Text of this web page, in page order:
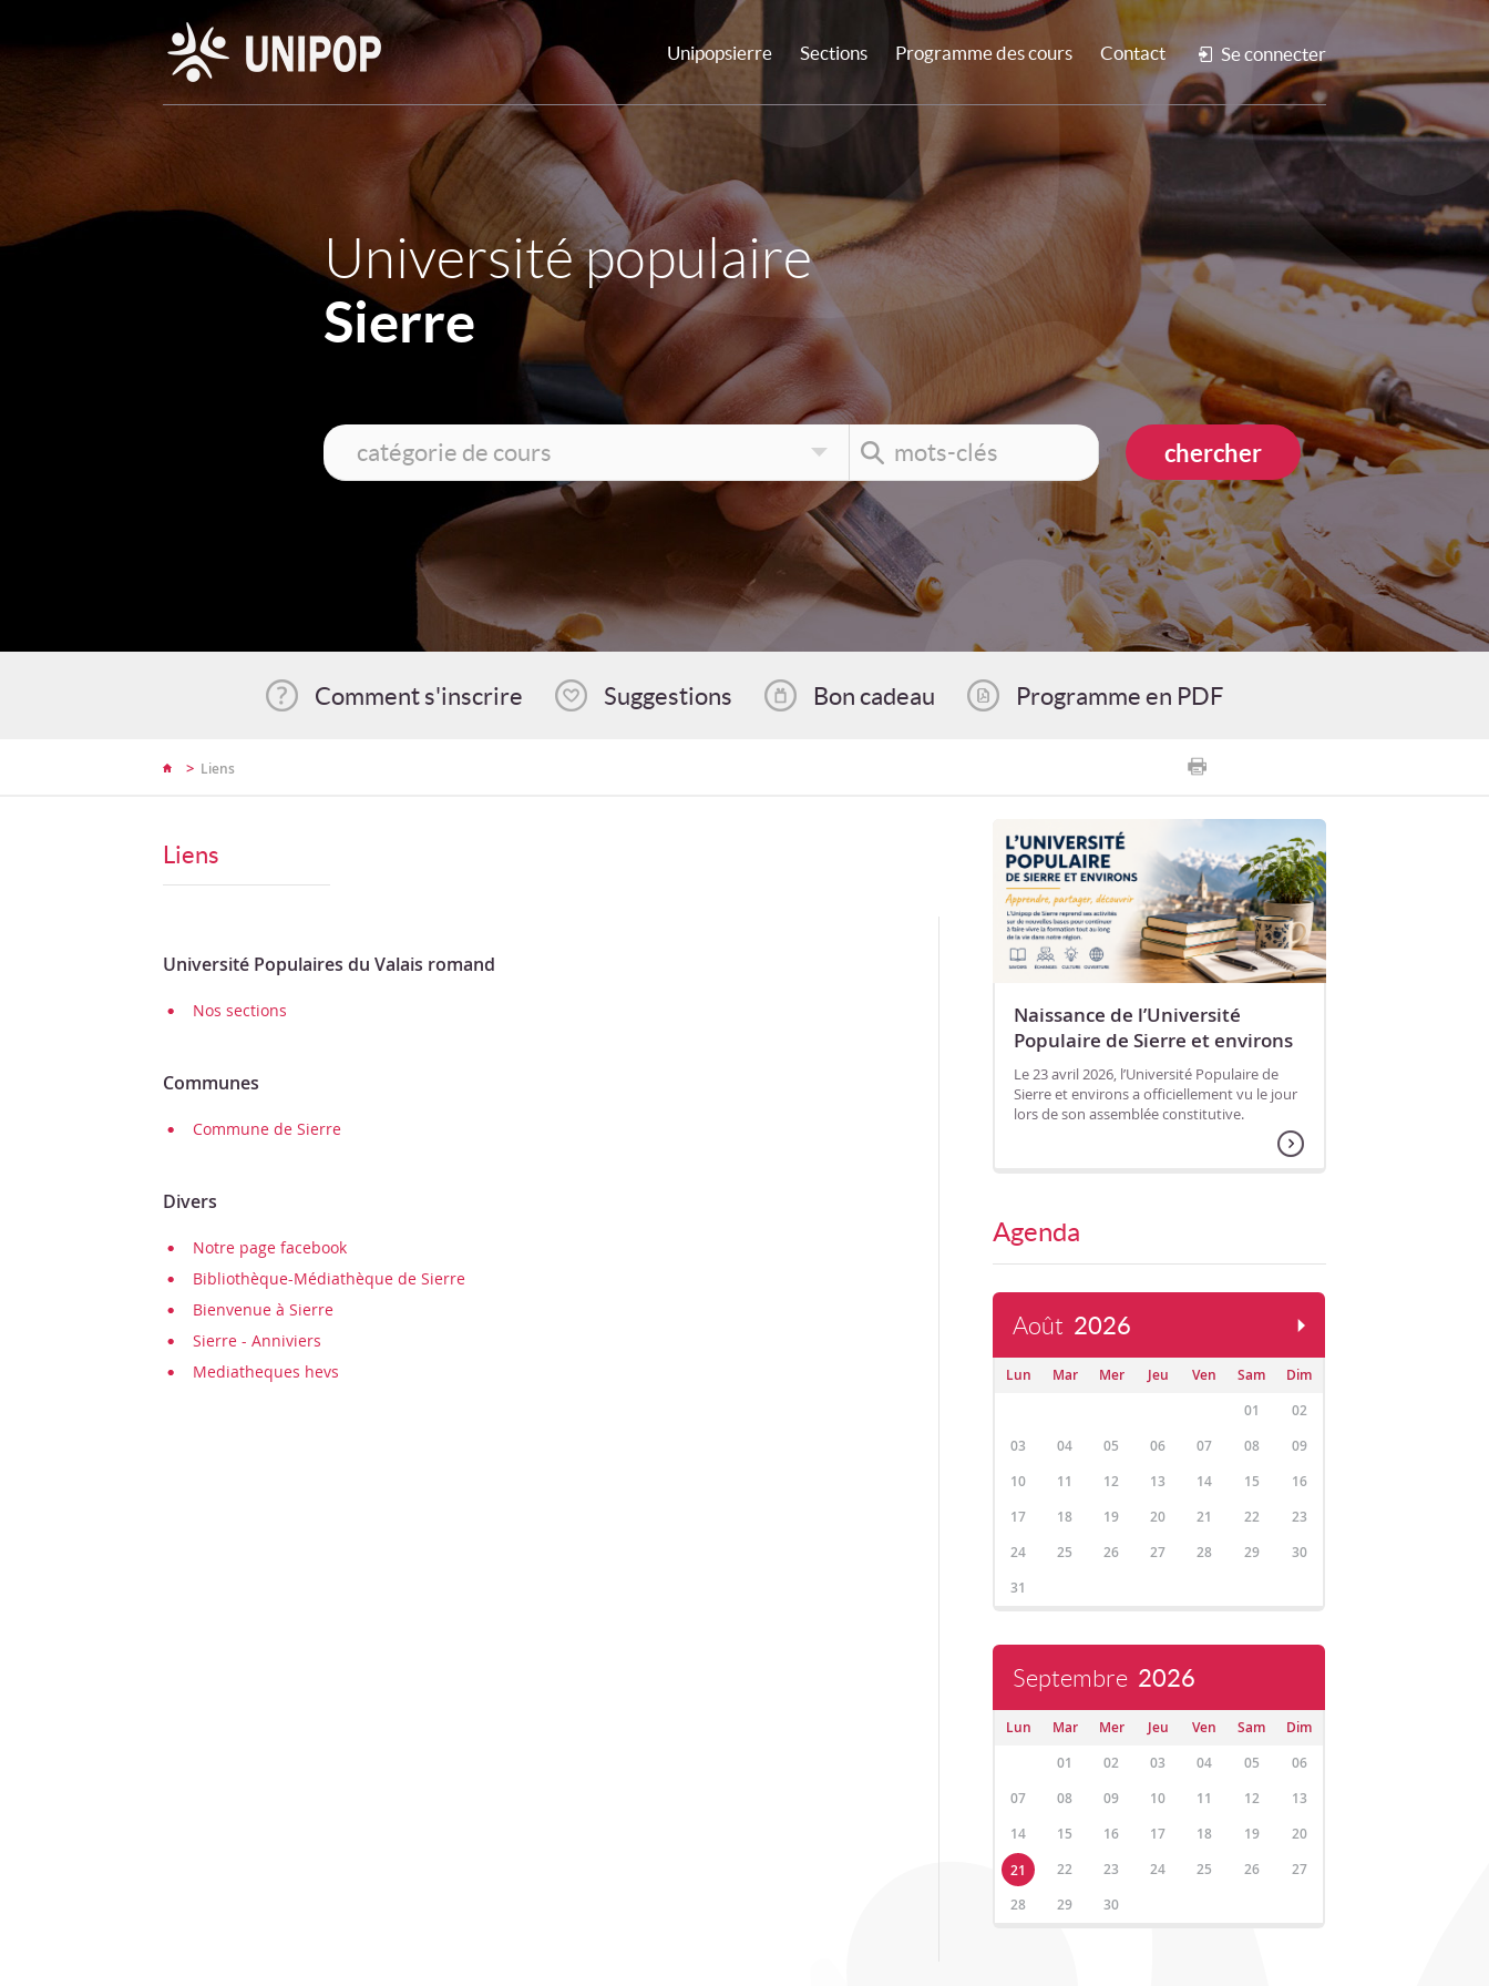
Unipopsierre Sections Programme des cours Contact Se connecter
Université populaire
Sierre
Comment s'inscrire Suggestions Bon cadeau Programme en PDF
> Liens
Liens
Université Populaires du Valais romand
Nos sections
Communes
Commune de Sierre
Divers
Notre page facebook
Bibliothèque-Médiathèque de Sierre
Bienvenue à Sierre
Sierre - Anniviers
Mediatheques hevs
Naissance de l’Université
Populaire de Sierre et environs
Le 23 avril 2026, l’Université Populaire de
Sierre et environs a officiellement vu le jour
lors de son assemblée constitutive.
Agenda
Août 2026
Lun Mar Mer Jeu Ven Sam
Dim
01
02
03
04 05 06 07 08
09
10
11 12 13 14 15
16
17
18 19 20 21 22
23
24
25 26 27 28 29
30
31
Septembre 2026
Lun Mar Mer Jeu Ven Sam
Dim
01
02 03 04 05
06
07
08 09 10 11 12
13
14
15 16 17 18 19
20
21
22 23 24 25 26
27
28
29 30